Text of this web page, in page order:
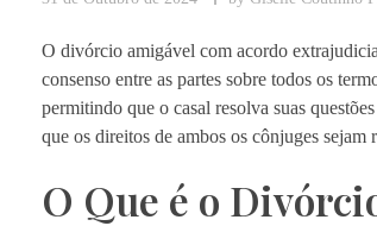
O divórcio amigável com acordo
consenso entre as partes sobre todos os
permitindo que o casal resolva suas
que os direitos de ambos os cônjuges
O Que é o